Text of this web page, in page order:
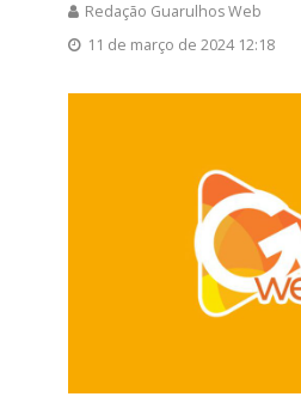
Redação Guarulhos Web
11 de março de 2024 12:18